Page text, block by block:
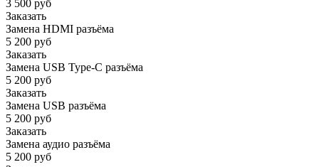
3 500 руб
Заказать
Замена HDMI разъёма
5 200 руб
Заказать
Замена USB Type-C разъёма
5 200 руб
Заказать
Замена USB разъёма
5 200 руб
Заказать
Замена аудио разъёма
5 200 руб